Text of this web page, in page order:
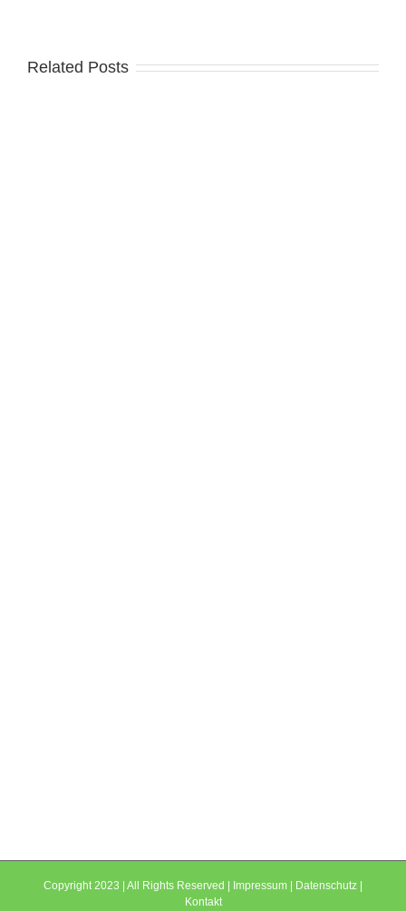
Related Posts
Copyright 2023 | All Rights Reserved | Impressum | Datenschutz |
Kontakt